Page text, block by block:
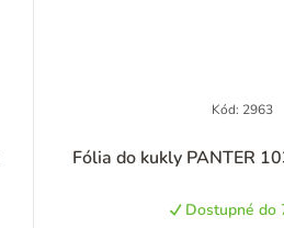
Fólia do kukly PANTER
Dostupné do
Kód: 2963